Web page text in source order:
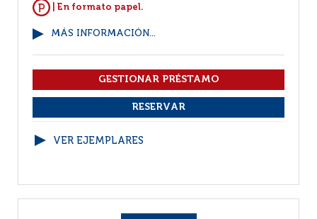
| En formato papel.
MÁS INFORMACIÓN...
VER EJEMPLARES